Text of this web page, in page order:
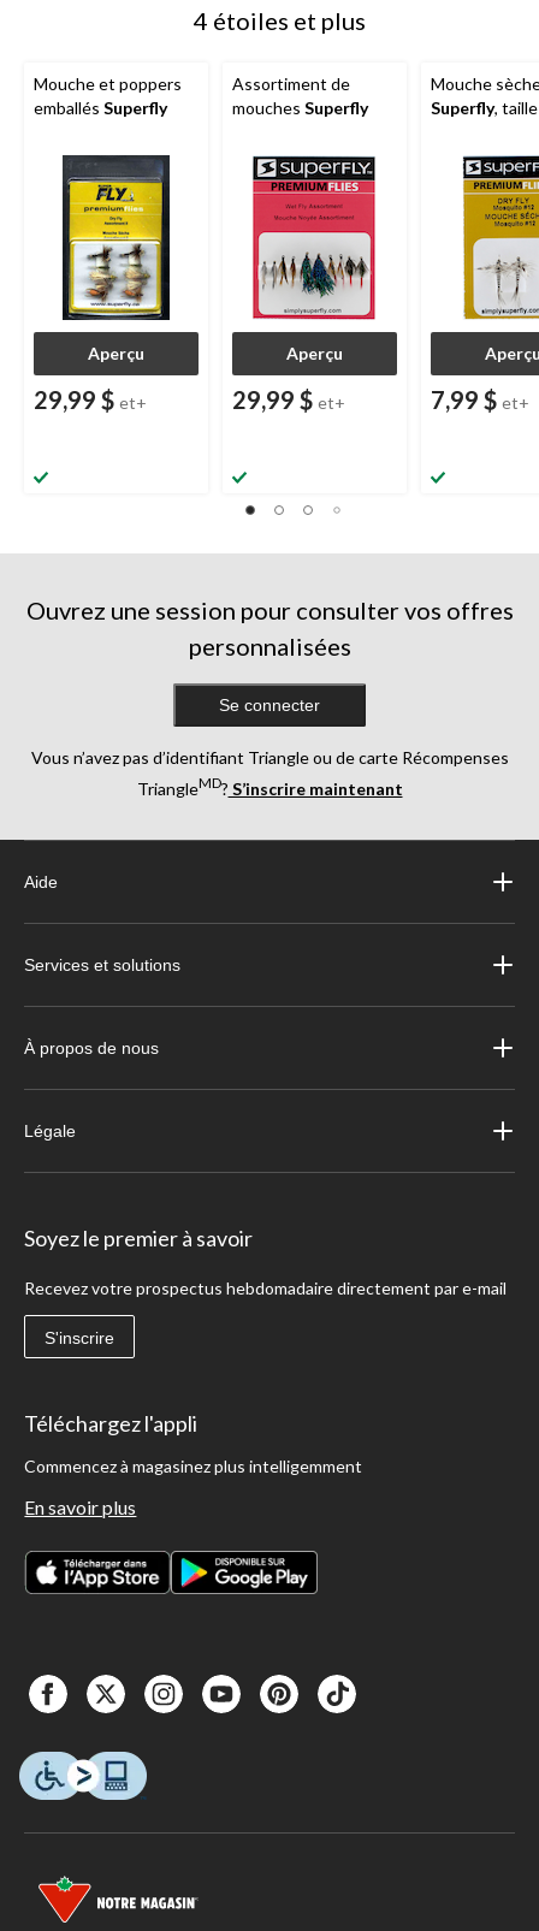
4 étoiles et plus
Mouche et poppers
emballés Superfly
Aperçu
29,99 $ et+
Assortiment de
mouches Superfly
Aperçu
29,99 $ et+
Mouche
Superfly,
7,99 $ et+
Ouvrez une session pour consulter vos offres
personnalisées
Se connecter
Vous n’avez pas d’identifiant Triangle ou de carte Récompenses
TriangleMD? S’inscrire maintenant
Aide
Services et solutions
À propos de nous
Légale
Soyez le premier à savoir
Recevez votre prospectus hebdomadaire directement par e-mail
S'inscrire
Téléchargez l'appli
Commencez à magasinez plus intelligemment
En savoir plus